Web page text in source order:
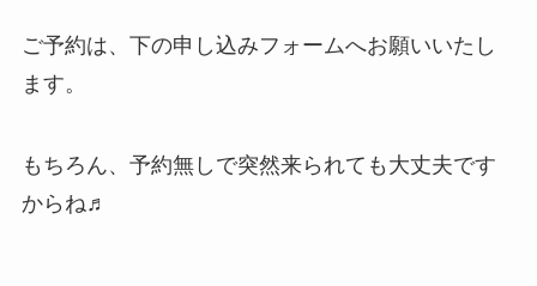
ご予約は、下の申し込みフォームへお願いいたし
ます。
もちろん、予約無しで突然来られても大丈夫です
からね♬